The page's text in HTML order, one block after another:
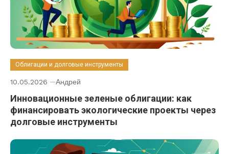
Облигации и долговые инструменты
10.05.2026 Андрей
Инновационные зеленые облигации: как
финансировать экологические проекты через
долговые инструменты